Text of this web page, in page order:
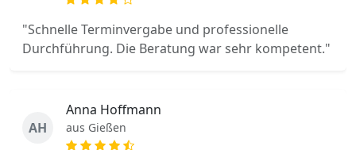
"Schnelle Terminvergabe und professionelle
Durchführung. Die Beratung war sehr kompetent."
AH
Anna Hoffmann
aus Gießen